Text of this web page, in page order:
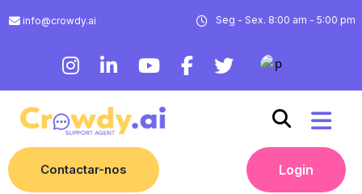
info@crowdy.ai Seg - Sex. 8:00 am - 5:00 pm
Contactar-nos Login